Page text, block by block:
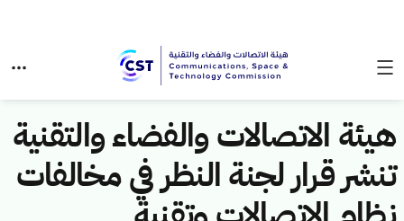
هيئة الاتصالات والفضاء والتقنية
تنشر قرار لجنة النظر في مخالفات